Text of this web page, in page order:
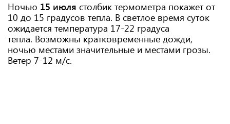
Ночью 15 июля столбик термометра покажет от
10 до 15 градусов тепла. В светлое время суток
ожидается температура 17-22 градуса
тепла. Возможны кратковременные дожди,
ночью местами значительные и местами грозы.
Ветер 7-12 м/с.